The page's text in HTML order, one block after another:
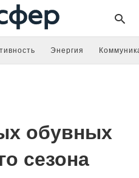
Энергия
обувных
сезона